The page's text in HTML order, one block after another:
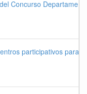
Concurso
participativos para